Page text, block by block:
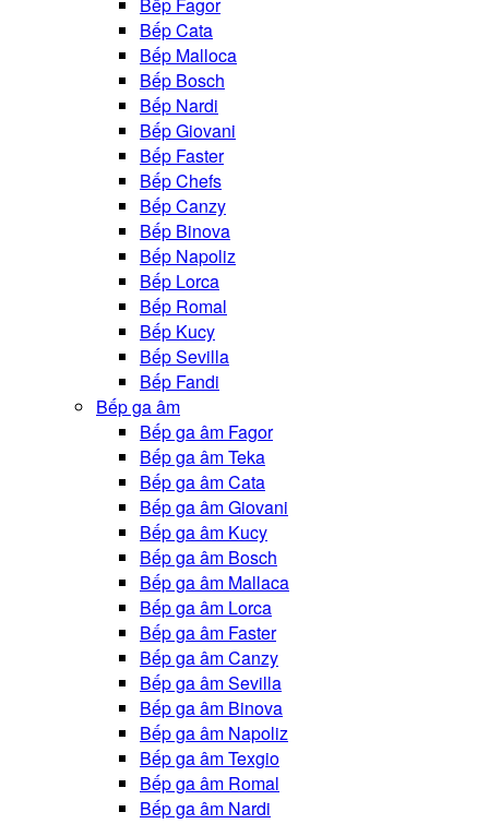
Bếp Fagor
Bếp Cata
Bếp Malloca
Bếp Bosch
Bếp Nardi
Bếp Giovani
Bếp Faster
Bếp Chefs
Bếp Canzy
Bếp Binova
Bếp Napoliz
Bếp Lorca
Bếp Romal
Bếp Kucy
Bếp Sevilla
Bếp Fandi
Bếp ga âm
Bếp ga âm Fagor
Bếp ga âm Teka
Bếp ga âm Cata
Bếp ga âm Giovani
Bếp ga âm Kucy
Bếp ga âm Bosch
Bếp ga âm Mallaca
Bếp ga âm Lorca
Bếp ga âm Faster
Bếp ga âm Canzy
Bếp ga âm Sevilla
Bếp ga âm Binova
Bếp ga âm Napoliz
Bếp ga âm Texgio
Bếp ga âm Romal
Bếp ga âm Nardi